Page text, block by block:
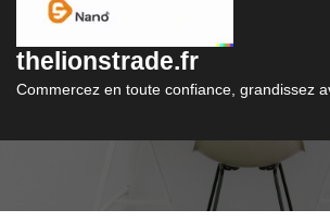
thelionstrade.fr
Commercez en toute confiance, grandissez
choisi et les options